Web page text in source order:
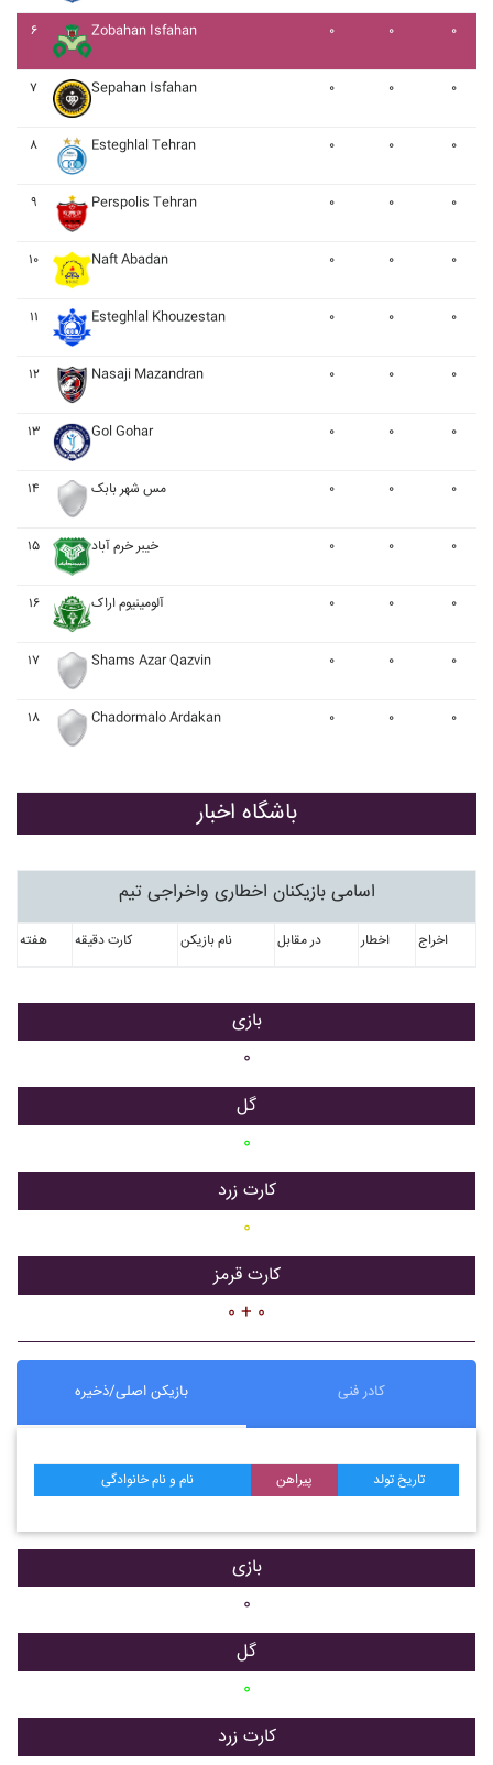
۶ Zobahan Isfahan ۰ ۰ ۰
۷ Sepahan Isfahan ۰ ۰ ۰
۸ Esteghlal Tehran ۰ ۰ ۰
۹ Perspolis Tehran ۰ ۰ ۰
۱۰ Naft Abadan ۰ ۰ ۰
۱۱ Esteghlal Khouzestan ۰ ۰ ۰
۱۲ Nasaji Mazandran ۰ ۰ ۰
۱۳ Gol Gohar ۰ ۰ ۰
۱۴ مس شهر بابک ۰ ۰ ۰
۱۵ خيبر خرم آباد ۰ ۰ ۰
۱۶ آلومينيوم اراک ۰ ۰ ۰
۱۷ Shams Azar Qazvin ۰ ۰ ۰
۱۸ Chadormalo Ardakan ۰ ۰ ۰
باشگاه اخبار
اسامی بازیکنان اخطاری واخراجی تیم
هفته کارت دقیقه نام بازیکن در مقابل اخطار اخراج
بازی
۰
گل
۰
کارت زرد
۰
کارت قرمز
۰ + ۰
بازیکن اصلی/ذخیره کادر فنی
نام و نام خانوادگی پیراهن تاریخ تولد
بازی
۰
گل
۰
کارت زرد